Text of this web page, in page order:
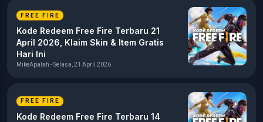
FREE FIRE
Kode Redeem Free Fire Terbaru 21
April 2026, Klaim Skin & Item Gratis
Hari Ini
MikeApalah - Selasa, 21 April 2026
FREE FIRE
Kode Redeem Free Fire Terbaru 14